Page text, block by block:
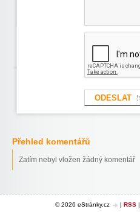
Přehled komentářů
Zatím nebyl vložen žádný komentář
© 2026 eStránky.cz | RSS|